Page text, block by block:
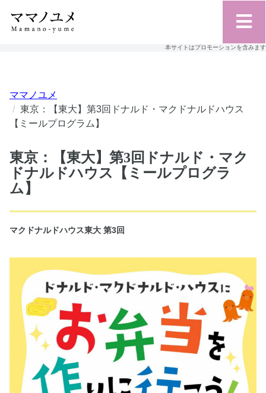
本サイトはプロモーションを含みます
ママノユメ
東京：【東大】第3回ドナルド・マクドナルドハウス
【ミールプログラム】
東京：【東大】第3回ドナルド・マク
ドナルドハウス【ミールプログラ
ム】
マクドナルドハウス東大 第3回